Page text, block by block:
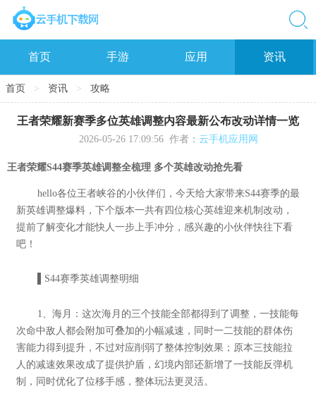
首页 手游 应用 资讯
首页 > 资讯 > 攻略
王者荣耀新赛季多位英雄调整内容最新公布改动详情一览
2026-05-26 17:09:56 作者： 云手机应用网
王者荣耀S44赛季英雄调整全梳理 多个英雄改动抢先看
hello各位王者峡谷的小伙伴们，今天给大家带来S44赛季的最
新英雄调整爆料，下个版本一共有四位核心英雄迎来机制改动，
提前了解变化才能快人一步上手冲分，感兴趣的小伙伴快往下看
吧！
▌S44赛季英雄调整明细
1、海月：这次海月的三个技能全部都得到了调整，一技能每
次命中敌人都会附加可叠加的小幅减速，同时一二技能的群体伤
害能力得到提升，不过对应削弱了整体控制效果；原本三技能拉
人的减速效果改成了提供护盾，幻境内部还新增了一技能反弹机
制，同时优化了位移手感，整体玩法更灵活。